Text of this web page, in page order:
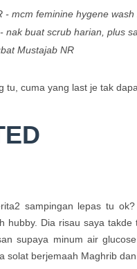
- mcm feminine hygene wash
nak buat scrub harian, plus
Mustajab NR
tu, cuma yang last je tak
sampingan lepas tu
hubby. Dia risau saya
supaya minum air
solat berjemaah Maghrib